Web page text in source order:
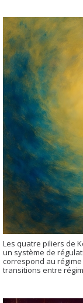
Les quatre piliers de
un système de
correspond au
transitions entre